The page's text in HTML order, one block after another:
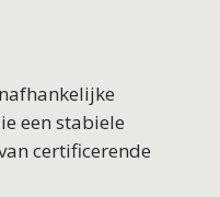
een stabiele
certificerende